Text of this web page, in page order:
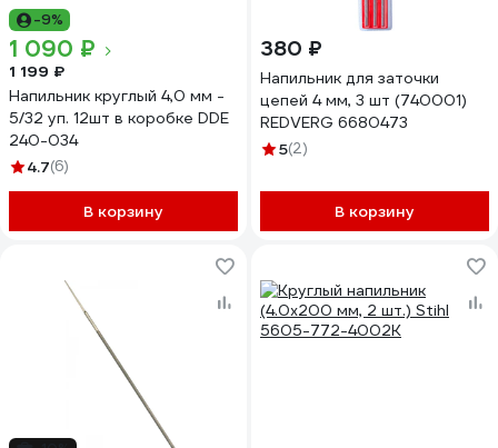
-9%
1 090 ₽
1 199 ₽
Напильник круглый 4,0 мм -
5/32 уп. 12шт в коробке DDE
240-034
4.7(6)
В корзину
380 ₽
Напильник для заточки
цепей 4 мм, 3 шт (740001)
REDVERG 6680473
5(2)
В корзину